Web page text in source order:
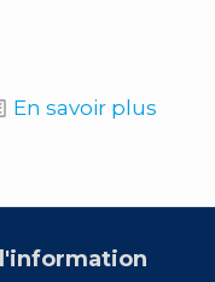
En savoir plus